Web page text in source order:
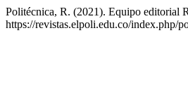
Politécnica, R. (2021). Equipo editorial
https://revistas.elpoli.edu.co/index.php/